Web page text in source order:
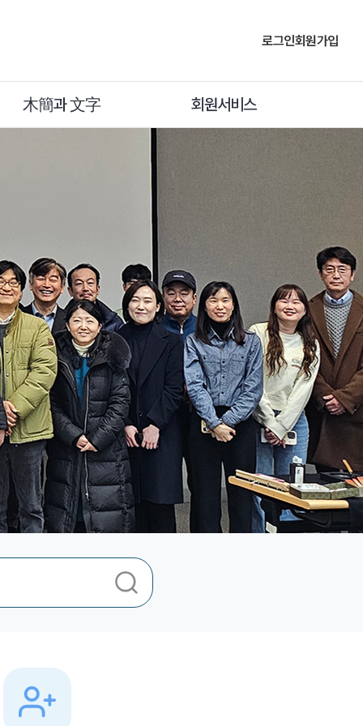
로그인회원가입
木簡과 文字 회원서비스